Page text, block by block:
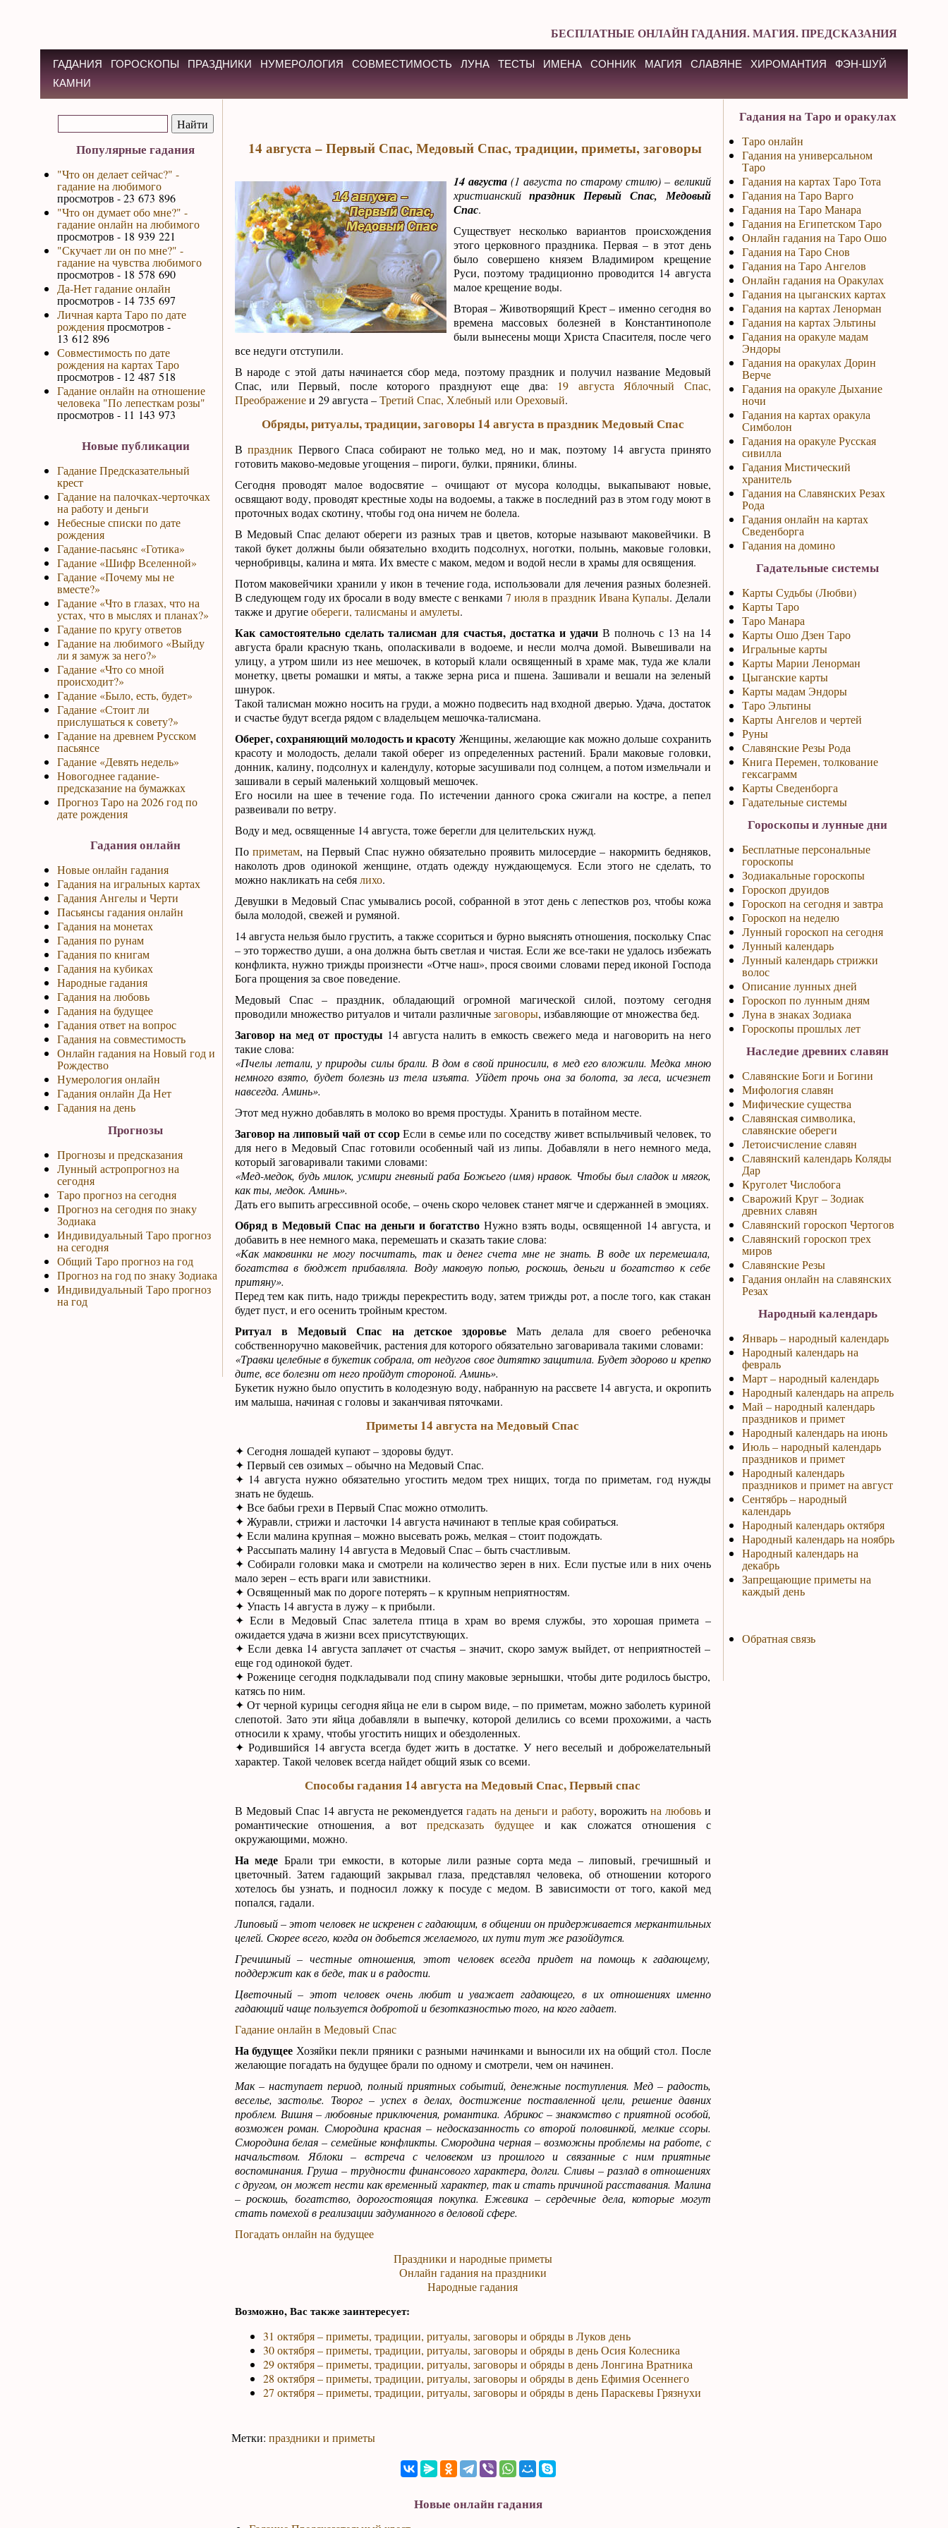
БЕСПЛАТНЫЕ ОНЛАЙН ГАДАНИЯ. МАГИЯ. ПРЕДСКАЗАНИЯ
ГАДАНИЯ ГОРОСКОПЫ ПРАЗДНИКИ НУМЕРОЛОГИЯ СОВМЕСТИМОСТЬ ЛУНА ТЕСТЫ ИМЕНА СОННИК МАГИЯ СЛАВЯНЕ ХИРОМАНТИЯ
ФЭН-ШУЙ
КАМНИ
Популярные гадания
"Что он делает сейчас?" -
гадание на любимого
просмотров - 23 673 896
"Что он думает обо мне?" -
гадание онлайн на любимого
просмотров - 18 939 221
"Скучает ли он по мне?" -
гадание на чувства любимого
просмотров - 18 578 690
Да-Нет гадание онлайн
просмотров - 14 735 697
Личная карта Таро по дате
рожденияпросмотров -
13 612 896
Совместимость по дате
рождения на картах Таро
просмотров - 12 487 518
Гадание онлайн на отношение
человека "По лепесткам розы"
просмотров - 11 143 973
Новые публикации
Гадание Предсказательный
крест
Гадание на палочках-черточках
на работу и деньги
Небесные списки по дате
рождения
Гадание-пасьянс «Готика»
Гадание «Шифр Вселенной»
Гадание «Почему мы не
вместе?»
Гадание «Что в глазах, что на
устах, что в мыслях и планах?»
Гадание по кругу ответов
Гадание на любимого «Выйду
ли я замуж за него?»
Гадание «Что со мной
происходит?»
Гадание «Было, есть, будет»
Гадание «Стоит ли
прислушаться к совету?»
Гадание на древнем Русском
пасьянсе
Гадание «Девять недель»
Новогоднее гадание-
предсказание на бумажках
Прогноз Таро на 2026 год по
дате рождения
Гадания онлайн
Новые онлайн гадания
Гадания на игральных картах
Гадания Ангелы и Черти
Пасьянсы гадания онлайн
Гадания на монетах
Гадания по рунам
Гадания по книгам
Гадания на кубиках
Народные гадания
Гадания на любовь
Гадания на будущее
Гадания ответ на вопрос
Гадания на совместимость
Онлайн гадания на Новый год и
Рождество
Нумерология онлайн
Гадания онлайн Да Нет
Гадания на день
Прогнозы
Прогнозы и предсказания
Лунный астропрогноз на
сегодня
Таро прогноз на сегодня
Прогноз на сегодня по знаку
Зодиака
Индивидуальный Таро прогноз
на сегодня
Общий Таро прогноз на год
Прогноз на год по знаку Зодиака
Индивидуальный Таро прогноз
на год
14 августа – Первый Спас, Медовый Спас, традиции, приметы, заговоры
14 августа(1 августа по старому стилю) – великий
христианскийпраздник Первый Спас, Медовый
Спас.
Существует несколько вариантов происхождения
этого церковного праздника. Первая – в этот день
было совершено князем Владимиром крещение
Руси, поэтому традиционно проводится 14 августа
малое крещение воды.
Вторая – Животворящий Крест – именно сегодня во
времена массовых болезней в Константинополе
были вынесены мощи Христа Спасителя, после чего
все недуги отступили.
В народе с этой даты начинается сбор меда, поэтому праздник и получил название Медовый
Спас, или Первый, после которого празднуют еще два: 19 августа Яблочный Спас,
Преображениеи 29 августа –Третий Спас, Хлебный или Ореховый.
Обряды, ритуалы, традиции, заговоры 14 августа в праздник Медовый Спас
Впраздник Первого Спаса собирают не только мед, но и мак, поэтому 14 августа принято
готовить маково-медовые угощения – пироги, булки, пряники, блины.
Сегодня проводят малое водосвятие – очищают от мусора колодцы, выкапывают новые,
освящают воду, проводят крестные ходы на водоемы, а также в последний раз в этом году моют в
проточных водах скотину, чтобы год она ничем не болела.
В Медовый Спас делают обереги из разных трав и цветов, которые называют маковейчики. В
такой букет должны были обязательно входить подсолнух, ноготки, полынь, маковые головки,
чернобривцы, калина и мята. Их вместе с маком, медом и водой несли в храмы для освящения.
Потом маковейчики хранили у икон в течение года, использовали для лечения разных болезней.
В следующем году их бросали в воду вместе с венками7 июля в праздник Ивана Купалы. Делали
также и другиеобереги, талисманы и амулеты.
Как самостоятельно сделать талисман для счастья, достатка и удачи В полночь с 13 на 14
августа брали красную ткань, ополаскивали в водоеме, и несли молча домой. Вывешивали на
улицу, а утром шили из нее мешочек, в который клали освященный в храме мак, туда же клали
монетку, цветы ромашки и мяты, а также зерна риса и пшена. Зашивали и вешали на зеленый
шнурок.
Такой талисман можно носить на груди, а можно подвесить над входной дверью. Удача, достаток
и счастье будут всегда рядом с владельцем мешочка-талисмана.
Оберег, сохраняющий молодость и красоту Женщины, желающие как можно дольше сохранить
красоту и молодость, делали такой оберег из определенных растений. Брали маковые головки,
донник, калину, подсолнух и календулу, которые засушивали под солнцем, а потом измельчали и
зашивали в серый маленький холщовый мешочек.
Его носили на шее в течение года. По истечении данного срока сжигали на костре, а пепел
развеивали по ветру.
Воду и мед, освященные 14 августа, тоже берегли для целительских нужд.
Поприметам, на Первый Спас нужно обязательно проявить милосердие – накормить бедняков,
наколоть дров одинокой женщине, отдать одежду нуждающемуся. Если этого не сделать, то
можно накликать на себялихо.
Девушки в Медовый Спас умывались росой, собранной в этот день с лепестков роз, чтобы кожа
была молодой, свежей и румяной.
14 августа нельзя было грустить, а также ссориться и бурно выяснять отношения, поскольку Спас
– это торжество души, а она должна быть светлая и чистая. Если же все-таки не удалось избежать
конфликта, нужно трижды произнести «Отче наш», прося своими словами перед иконой Господа
Бога прощения за свое поведение.
Медовый Спас – праздник, обладающий огромной магической силой, поэтому сегодня
проводили множество ритуалов и читали различныезаговоры, избавляющие от множества бед.
Заговор на мед от простуды 14 августа налить в емкость свежего меда и наговорить на него
такие слова:
«Пчелы летали, у природы силы брали. В дом в свой приносили, в мед его вложили. Медка мною
немного взято, будет болезнь из тела изъята. Уйдет прочь она за болота, за леса, исчезнет
навсегда. Аминь».
Этот мед нужно добавлять в молоко во время простуды. Хранить в потайном месте.
Заговор на липовый чай от ссорЕсли в семье или по соседству живет вспыльчивый человек, то
для него в Медовый Спас готовили особенный чай из липы. Добавляли в него немного меда,
который заговаривали такими словами:
«Мед-медок, будь милок, усмири гневный раба Божьего (имя) нравок. Чтобы был сладок и мягок,
как ты, медок. Аминь».
Дать его выпить агрессивной особе, – очень скоро человек станет мягче и сдержанней в эмоциях.
Обряд в Медовый Спас на деньги и богатствоНужно взять воды, освященной 14 августа, и
добавить в нее немного мака, перемешать и сказать такие слова:
«Как маковинки не могу посчитать, так и денег счета мне не знать. В воде их перемешала,
богатства в бюджет прибавляла. Воду маковую попью, роскошь, деньги и богатство к себе
притяну».
Перед тем как пить, надо трижды перекрестить воду, затем трижды рот, а после того, как стакан
будет пуст, и его осенить тройным крестом.
Ритуал в Медовый Спас на детское здоровье Мать делала для своего ребеночка
собственноручно маковейчик, растения для которого обязательно заговаривала такими словами:
«Травки целебные в букетик собрала, от недугов свое дитятко защитила. Будет здорово и крепко
дите, все болезни от него пройдут стороной. Аминь».
Букетик нужно было опустить в колодезную воду, набранную на рассвете 14 августа, и окропить
им малыша, начиная с головы и заканчивая пяточками.
Приметы 14 августа на Медовый Спас
✦ Сегодня лошадей купают – здоровы будут.
✦ Первый сев озимых – обычно на Медовый Спас.
✦ 14 августа нужно обязательно угостить медом трех нищих, тогда по приметам, год нужды
знать не будешь.
✦ Все бабьи грехи в Первый Спас можно отмолить.
✦ Журавли, стрижи и ласточки 14 августа начинают в теплые края собираться.
✦ Если малина крупная – можно высевать рожь, мелкая – стоит подождать.
✦ Рассыпать малину 14 августа в Медовый Спас – быть счастливым.
✦ Собирали головки мака и смотрели на количество зерен в них. Если пустые или в них очень
мало зерен – есть враги или завистники.
✦ Освященный мак по дороге потерять – к крупным неприятностям.
✦ Упасть 14 августа в лужу – к прибыли.
✦ Если в Медовый Спас залетела птица в храм во время службы, это хорошая примета –
ожидается удача в жизни всех присутствующих.
✦ Если девка 14 августа заплачет от счастья – значит, скоро замуж выйдет, от неприятностей –
еще год одинокой будет.
✦ Роженице сегодня подкладывали под спину маковые зернышки, чтобы дите родилось быстро,
катясь по ним.
✦ От черной курицы сегодня яйца не ели в сыром виде, – по приметам, можно заболеть куриной
слепотой. Зато эти яйца добавляли в выпечку, которой делились со всеми прохожими, а часть
относили к храму, чтобы угостить нищих и обездоленных.
✦ Родившийся 14 августа всегда будет жить в достатке. У него веселый и доброжелательный
характер. Такой человек всегда найдет общий язык со всеми.
Способы гадания 14 августа на Медовый Спас, Первый спас
В Медовый Спас 14 августа не рекомендуется гадать на деньги и работу, ворожить на любовьи
романтические отношения, а вотпредсказать будущее и как сложатся отношения с
окружающими, можно.
На меде Брали три емкости, в которые лили разные сорта меда – липовый, гречишный и
цветочный. Затем гадающий закрывал глаза, представлял человека, об отношении которого
хотелось бы узнать, и подносил ложку к посуде с медом. В зависимости от того, какой мед
попался, гадали.
Липовый – этот человек не искренен с гадающим, в общении он придерживается меркантильных
целей. Скорее всего, когда он добьется желаемого, их пути тут же разойдутся.
Гречишный – честные отношения, этот человек всегда придет на помощь к гадающему,
поддержит как в беде, так и в радости.
Цветочный – этот человек очень любит и уважает гадающего, в их отношениях именно
гадающий чаще пользуется добротой и безотказностью того, на кого гадает.
Гадание онлайн в Медовый Спас
На будущее Хозяйки пекли пряники с разными начинками и выносили их на общий стол. После
желающие погадать на будущее брали по одному и смотрели, чем он начинен.
Мак – наступает период, полный приятных событий, денежные поступления. Мед – радость,
веселье, застолье. Творог – успех в делах, достижение поставленной цели, решение давних
проблем. Вишня – любовные приключения, романтика. Абрикос – знакомство с приятной особой,
возможен роман. Смородина красная – недосказанность со второй половинкой, мелкие ссоры.
Смородина белая – семейные конфликты. Смородина черная – возможны проблемы на работе, с
начальством. Яблоки – встреча с человеком из прошлого и связанные с ним приятные
воспоминания. Груша – трудности финансового характера, долги. Сливы – разлад в отношениях
с другом, он может нести как временный характер, так и стать причиной расставания. Малина
– роскошь, богатство, дорогостоящая покупка. Ежевика – сердечные дела, которые могут
стать помехой в реализации задуманного в деловой сфере.
Погадать онлайн на будущее
Праздники и народные приметы
Онлайн гадания на праздники
Народные гадания
Возможно, Вас также заинтересует:
31 октября – приметы, традиции, ритуалы, заговоры и обряды в Луков день
30 октября – приметы, традиции, ритуалы, заговоры и обряды в день Осия Колесника
29 октября – приметы, традиции, ритуалы, заговоры и обряды в день Лонгина Вратника
28 октября – приметы, традиции, ритуалы, заговоры и обряды в день Ефимия Осеннего
27 октября – приметы, традиции, ритуалы, заговоры и обряды в день Параскевы Грязнухи
Метки: праздники и приметы
Новые онлайн гадания
Гадания на Таро и оракулах
Таро онлайн
Гадания на универсальном
Таро
Гадания на картах Таро Тота
Гадания на Таро Варго
Гадания на Таро Манара
Гадания на Египетском Таро
Онлайн гадания на Таро Ошо
Гадания на Таро Снов
Гадания на Таро Ангелов
Онлайн гадания на Оракулах
Гадания на цыганских картах
Гадания на картах Ленорман
Гадания на картах Эльтины
Гадания на оракуле мадам
Эндоры
Гадания на оракулах Дорин
Верче
Гадания на оракуле Дыхание
ночи
Гадания на картах оракула
Симболон
Гадания на оракуле Русская
сивилла
Гадания Мистический
хранитель
Гадания на Славянских Резах
Рода
Гадания онлайн на картах
Сведенборга
Гадания на домино
Гадательные системы
Карты Судьбы (Любви)
Карты Таро
Таро Манара
Карты Ошо Дзен Таро
Игральные карты
Карты Марии Ленорман
Цыганские карты
Карты мадам Эндоры
Таро Эльтины
Карты Ангелов и чертей
Руны
Славянские Резы Рода
Книга Перемен, толкование
гексаграмм
Карты Сведенборга
Гадательные системы
Гороскопы и лунные дни
Бесплатные персональные
гороскопы
Зодиакальные гороскопы
Гороскоп друидов
Гороскоп на сегодня и завтра
Гороскоп на неделю
Лунный гороскоп на сегодня
Лунный календарь
Лунный календарь стрижки
волос
Описание лунных дней
Гороскоп по лунным дням
Луна в знаках Зодиака
Гороскопы прошлых лет
Наследие древних славян
Славянские Боги и Богини
Мифология славян
Мифические существа
Славянская символика,
славянские обереги
Летоисчисление славян
Славянский календарь Коляды
Дар
Круголет Числобога
Сварожий Круг – Зодиак
древних славян
Славянский гороскоп Чертогов
Славянский гороскоп трех
миров
Славянские Резы
Гадания онлайн на славянских
Резах
Народный календарь
Январь – народный календарь
Народный календарь на
февраль
Март – народный календарь
Народный календарь на апрель
Май – народный календарь
праздников и примет
Народный календарь на июнь
Июль – народный календарь
праздников и примет
Народный календарь
праздников и примет на август
Сентябрь – народный
календарь
Народный календарь октября
Народный календарь на ноябрь
Народный календарь на
декабрь
Запрещающие приметы на
каждый день
Обратная связь